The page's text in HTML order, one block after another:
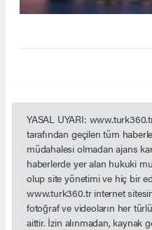
YASAL UYARI:
tarafından geçilen tüm
müdahalesi olmadan ajans
haberlerde yer alan hukuki
olup site yönetimi ve hiç bir
www.turk360.tr internet
fotoğraf ve videoların her
aittir. İzin alınmadan, kaynak